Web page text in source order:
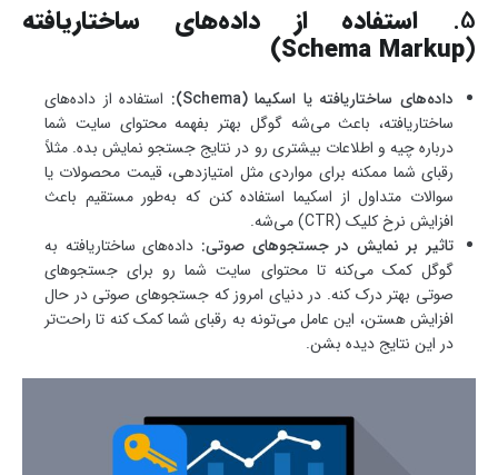
5. استفاده از داده‌های ساختاریافته
(Schema Markup)
داده‌های ساختاریافته یا اسکیما (Schema):
استفاده از داده‌های
ساختاریافته، باعث می‌شه گوگل بهتر بفهمه محتوای سایت شما
درباره چیه و اطلاعات بیشتری رو در نتایج جستجو نمایش بده. مثلاً
رقبای شما ممکنه برای مواردی مثل امتیازدهی، قیمت محصولات یا
سوالات متداول از اسکیما استفاده کنن که به‌طور مستقیم باعث
افزایش نرخ کلیک (CTR) می‌شه.
تاثیر بر نمایش در جستجوهای صوتی: داده‌های ساختاریافته به
گوگل کمک می‌کنه تا محتوای سایت شما رو برای جستجوهای
صوتی بهتر درک کنه. در دنیای امروز که جستجوهای صوتی در حال
افزایش هستن، این عامل می‌تونه به رقبای شما کمک کنه تا راحت‌تر
در این نتایج دیده بشن.